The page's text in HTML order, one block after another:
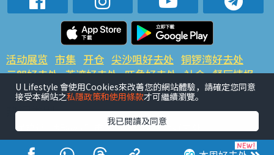
活动展览 市集 开仓 尖沙咀好去处 铜锣湾好去处
元朗好去处 荃湾好去处 旺角好去处 社会 餐厅情报
户外郊游 社会福利
热门类别
网民热话 活动展览 市集 开仓 尖沙咀好去处
铜锣湾好去处 元朗好去处 荃湾好去处 旺角好去处 社会
U Lifestyle 會使用Cookies來改善您的網站體驗，請確定您同意
接受本網站之私隱政策和使用條款才可繼續瀏覽。
我已閱讀及同意